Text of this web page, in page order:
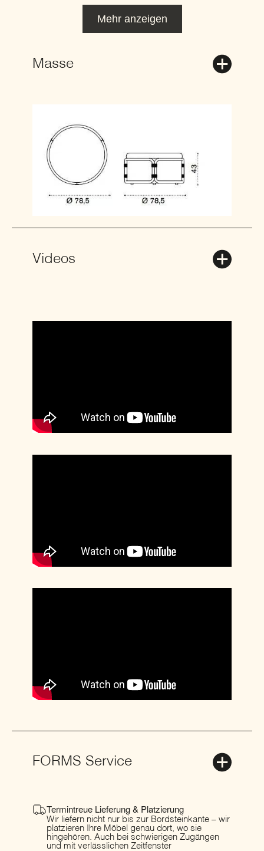
Mehr anzeigen
Masse
Videos
FORMS Service
Termintreue Lieferung & Platzierung
Wir liefern nicht nur bis zur Bordsteinkante – wir
platzieren Ihre Möbel genau dort, wo sie
hingehören. Auch bei schwierigen Zugängen
und mit verlässlichen Zeitfenster